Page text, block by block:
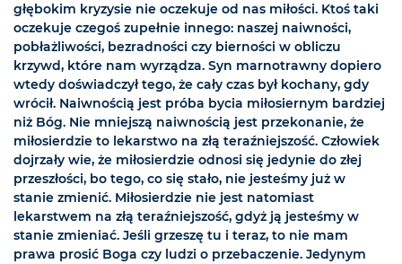
głębokim kryzysie nie oczekuje od nas miłości. Ktoś taki
oczekuje czegoś zupełnie innego: naszej naiwności,
pobłażliwości, bezradności czy bierności w obliczu
krzywd, które nam wyrządza. Syn marnotrawny dopiero
wtedy doświadczył tego, że cały czas był kochany, gdy
wrócił. Naiwnością jest próba bycia miłosiernym bardziej
niż Bóg. Nie mniejszą naiwnością jest przekonanie, że
miłosierdzie to lekarstwo na złą teraźniejszość. Człowiek
dojrzały wie, że miłosierdzie odnosi się jedynie do złej
przeszłości, bo tego, co się stało, nie jesteśmy już w
stanie zmienić. Miłosierdzie nie jest natomiast
lekarstwem na złą teraźniejszość, gdyż ją jesteśmy w
stanie zmieniać. Jeśli grzeszę tu i teraz, to nie mam
prawa prosić Boga czy ludzi o przebaczenie. Jedynym